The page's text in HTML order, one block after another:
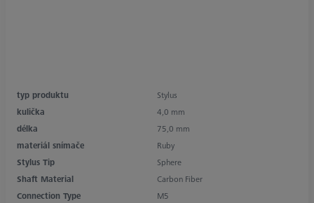
typ produktu
Stylus
kulička
4,0 mm
délka
75,0 mm
materiál snímače
Ruby
Stylus Tip
Sphere
Shaft Material
Carbon Fiber
Connection Type
M5